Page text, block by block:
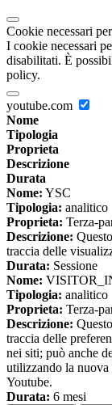
Cookie necessari
I cookie necessari
disabilitati. È
policy.
youtube.com
Nome
Tipologia
Proprieta
Descrizione
Durata
Nome: YSC
Tipologia: analitico
Proprieta: Terza-
Descrizione:
traccia delle
Durata: Sessione
Nome:
Tipologia: analitico
Proprieta: Terza-
Descrizione:
traccia delle
nei siti; può anche
utilizzando la
Youtube.
Durata: 6 mesi